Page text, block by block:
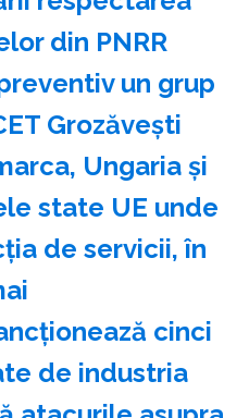
din PNRR
un grup
Grozăveşti
Ungaria şi
state UE unde
de servicii, în
cinci
de industria